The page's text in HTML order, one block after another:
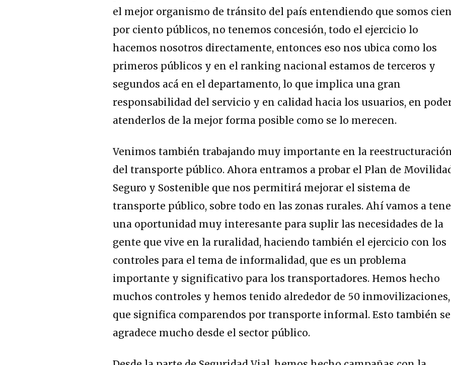
el mejor organismo de tránsito del país entendiendo que somos
por ciento públicos, no tenemos concesión, todo el ejercicio lo
hacemos nosotros directamente, entonces eso nos ubica como los
primeros públicos y en el ranking nacional estamos de terceros y
segundos acá en el departamento, lo que implica una gran
responsabilidad del servicio y en calidad hacia los usuarios, en
atenderlos de la mejor forma posible como se lo merecen.
Venimos también trabajando muy importante en la reestructuración
del transporte público. Ahora entramos a probar el Plan de
Seguro y Sostenible que nos permitirá mejorar el sistema de
transporte público, sobre todo en las zonas rurales. Ahí vamos a
una oportunidad muy interesante para suplir las necesidades de la
gente que vive en la ruralidad, haciendo también el ejercicio con los
controles para el tema de informalidad, que es un problema
importante y significativo para los transportadores. Hemos hecho
muchos controles y hemos tenido alrededor de 50
que significa comparendos por transporte informal. Esto también se
agradece mucho desde el sector público.